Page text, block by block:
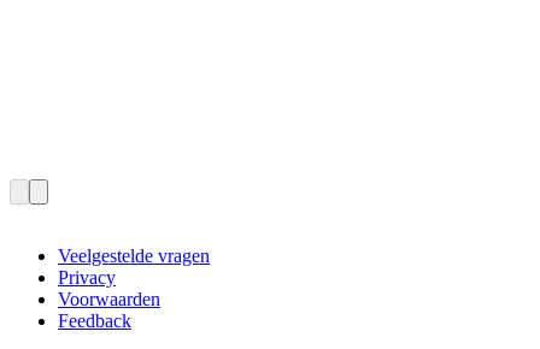
Veelgestelde vragen
Privacy
Voorwaarden
Feedback